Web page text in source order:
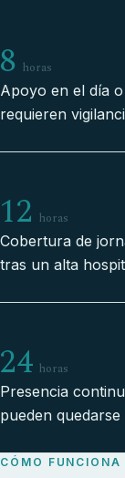
8 horas
Apoyo en el día
requieren
12 horas
Cobertura de
tras un alta
24 horas
Presencia
pueden
CÓMO FUNCIONA